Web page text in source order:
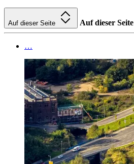
Auf dieser Seite Auf dieser Seite
…